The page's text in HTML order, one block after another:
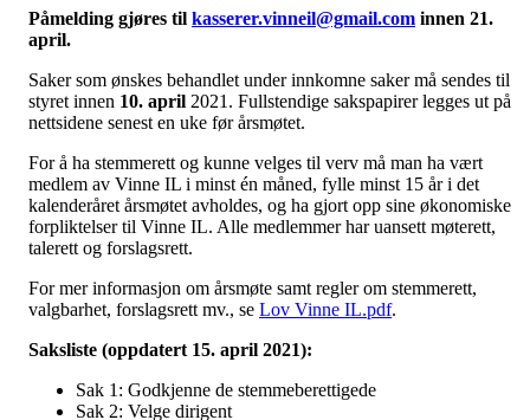
Påmelding gjøres til kasserer.vinneil@gmail.com innen 21.
april.
Saker som ønskes behandlet under innkomne saker må sendes til
styret innen 10. april 2021. Fullstendige sakspapirer legges ut på
nettsidene senest en uke før årsmøtet.
For å ha stemmerett og kunne velges til verv må man ha vært
medlem av Vinne IL i minst én måned, fylle minst 15 år i det
kalenderåret årsmøtet avholdes, og ha gjort opp sine økonomiske
forpliktelser til Vinne IL. Alle medlemmer har uansett møterett,
talerett og forslagsrett.
For mer informasjon om årsmøte samt regler om stemmerett,
valgbarhet, forslagsrett mv., se Lov Vinne IL.pdf.
Saksliste (oppdatert 15. april 2021):
Sak 1: Godkjenne de stemmeberettigede
Sak 2: Velge dirigent